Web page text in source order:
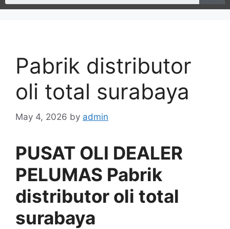
Pabrik distributor
oli total surabaya
May 4, 2026 by admin
PUSAT OLI DEALER
PELUMAS Pabrik
distributor oli total
surabaya